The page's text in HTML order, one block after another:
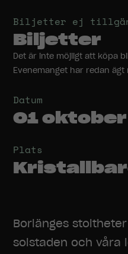
Biljetter ej
Biljetter
Det är inte möjligt att köpa
Evenemanget har redan ägt
Datum
01
Plats
Borlänges
solstaden och våra